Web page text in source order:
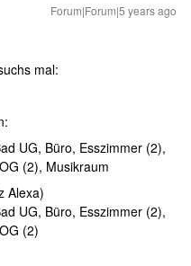
Forum|Forum|5 years ago
mal:
UG, Büro, Esszimmer (2),
(2), Musikraum
Alexa)
UG, Büro, Esszimmer (2),
(2)